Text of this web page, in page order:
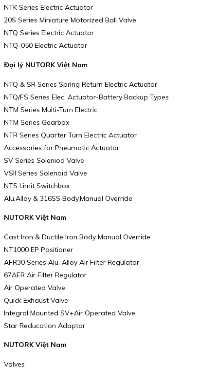
NTK Series Electric Actuator
20S Series Miniature Motorized Ball Valve
NTQ Series Electric Actuator
NTQ-050 Electric Actuator
Đại lý NUTORK Việt Nam
NTQ & SR Series Spring Return Electric Actuator
NTQ/FS Series Elec. Actuator-Battery Backup Types
NTM Series Multi-Turn Electric
NTM Series Gearbox
NTR Series Quarter Turn Electric Actuator
Accessories for Pneumatic Actuator
SV Series Soleniod Valve
VSII Series Solenoid Valve
NTS Limit Switchbox
Alu.Alloy & 316SS Body,Manual Override
NUTORK Việt Nam
Cast Iron & Ductile Iron Body Manual Override
NT1000 EP Positioner
AFR30 Series Alu. Alloy Air Filter Regulator
67AFR Air Filter Regulator
Air Operated Valve
Quick Exhaust Valve
Integral Mounted SV+Air Operated Valve
Star Reducation Adaptor
NUTORK Việt Nam
Valves